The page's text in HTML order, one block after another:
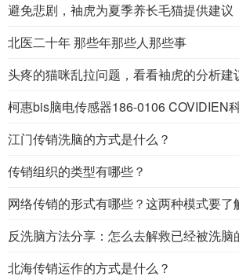
避免悲剧，袖虎为夏季养长毛猫提供建议
北医二十年 那些年那些人那些事
头疼的猫咪乱拉问题，看看袖虎的分析建
柯惠bis脑电传感器186-0106 COVIDIEN
江门传销洗脑的方式是什么？
传销组织的类型有哪些？
网络传销的形式有哪些？这两种模式要了
反洗脑方法分享：怎么去解救已经被洗脑
北海传销运作的方式是什么？